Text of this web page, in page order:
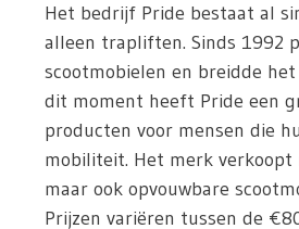
Het bedrijf Pride bestaat al
alleen trapliften. Sinds 1992
scootmobielen en breidde
dit moment heeft Pride een
producten voor mensen die
mobiliteit. Het merk
maar ook opvouwbare
Prijzen variëren tussen de